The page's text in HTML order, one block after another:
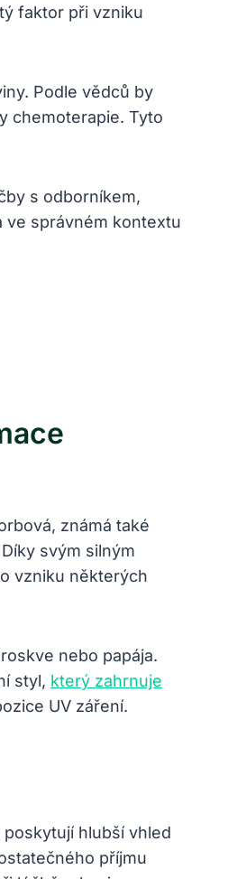
faktor při vzniku
Podle vědců by
chemoterapie. Tyto
s odborníkem,
ve správném kontextu
známá také
svým silným
vzniku některých
nebo papája.
styl, který zahrnuje
UV záření.
hlubší vhled
příjmu